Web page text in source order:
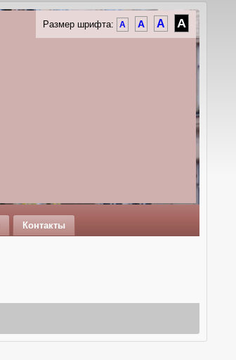
Размер шрифта: A A A A
Контакты